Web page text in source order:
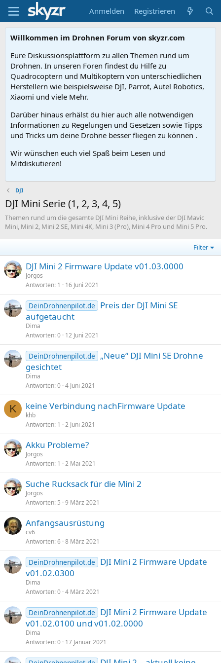
Anmelden Registrieren
Willkommen im Drohnen Forum von skyzr.com
Eure Diskussionsplattform zu allen Themen rund um
Drohnen. In unseren Foren findest du Hilfe zu
Quadrocoptern und Multikoptern von unterschiedlichen
Herstellern wie beispielsweise DJI, Parrot, Autel Robotics,
Xiaomi und viele Mehr.
Darüber hinaus erhälst du hier auch alle notwendigen
Informationen zu Regelungen und Gesetzen sowie Tipps
und Tricks um deine Drohne besser fliegen zu können .
Wir wünschen euch viel Spaß beim Lesen und
Mitdiskutieren!
DJI
DJI Mini Serie (1, 2, 3, 4, 5)
Themen rund um die gesamte DJI Mini Reihe, inklusive der DJI Mavic
Mini, Mini 2, Mini 2 SE, Mini 4K, Mini 3 (Pro), Mini 4 Pro und Mini 5 Pro.
Filter
DJI Mini 2 Firmware Update v01.03.0000
Jorgos
Antworten 1 16 Juni 2021
DeinDrohnenpilot.de
Preis der DJI Mini SE
aufgetaucht
Dima
Antworten 0 12 Juni 2021
DeinDrohnenpilot.de
„Neue“ DJI Mini SE Drohne
gesichtet
Dima
Antworten 0 4 Juni 2021
K keine Verbindung nachFirmware Update
khb
Antworten 1 2 Juni 2021
Akku Probleme?
Jorgos
Antworten 1 2 Mai 2021
Suche Rucksack für die Mini 2
Jorgos
Antworten 5 9 März 2021
Anfangsausrüstung
cv6
Antworten 6 8 März 2021
DeinDrohnenpilot.de
DJI Mini 2 Firmware Update
v01.02.0300
Dima
Antworten 0 4 März 2021
DeinDrohnenpilot.de
DJI Mini 2 Firmware Update
v01.02.0100 und v01.02.0000
Dima
Antworten 0 17 Januar 2021